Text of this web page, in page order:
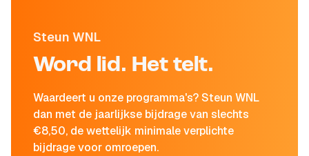
Steun WNL
Word lid. Het telt.
Waardeert u onze programma's? Steun WNL
dan met de jaarlijkse bijdrage van slechts
€8,50, de wettelijk minimale verplichte
bijdrage voor omroepen.